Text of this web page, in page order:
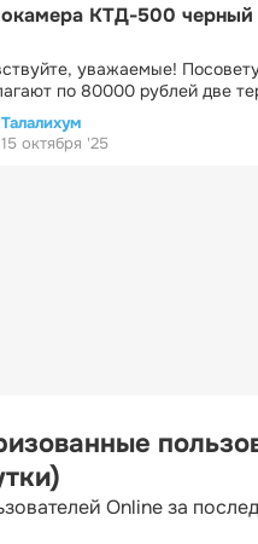
КТД-500 черный
уважаемые!
по 80000 рублей две
Талалихум
15 октября '25
Online за